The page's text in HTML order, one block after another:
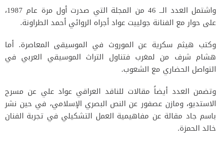
واشتمل العدد الــ 46 من المجلة التي صدرت أول مرة عام 1987،
على حوار مع الفنانة جولييت عواد أجراه الروائي أحمد الطراونة.
وكتب هيثم سكرية عن الموروث في الموسيقى المعاصرة. أما
هشام شرف من لمغرب فتناول التراث الموسيقي العربي في
التواصل الحضاري مع الشعوب.
وتضمن العدد أيضاً مقالات للناقد العراقي عواد علي عن مسرح
الاستديو، ومازن عصفور عن النص البصري الإسلامي، في حين نشر
باسم جاد مقالة عن مفاهيمية العمل التشكيلي في تجربة الفنان
خالد الحمزة.